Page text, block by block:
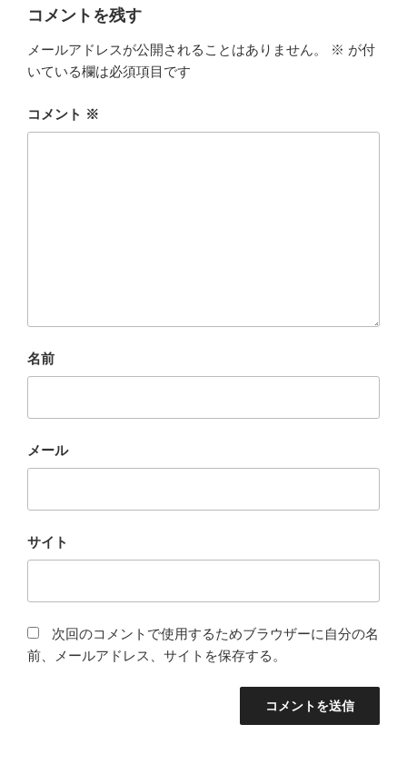
コメントを残す
メールアドレスが公開されることはありません。 ※ が付
いている欄は必須項目です
コメント ※
名前
メール
サイト
次回のコメントで使用するためブラウザーに自分の名
前、メールアドレス、サイトを保存する。